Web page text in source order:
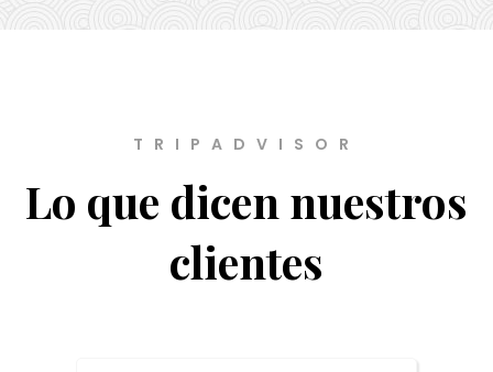
TRIPADVISOR
Lo que dicen nuestros
clientes